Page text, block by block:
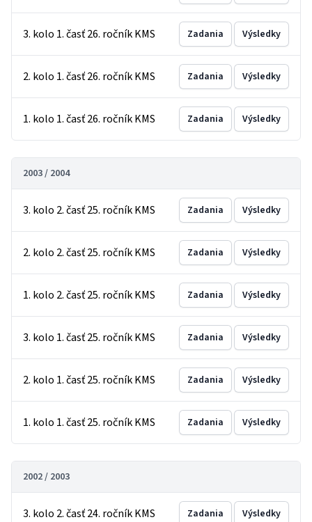
3. kolo 1. časť 26. ročník KMS Zadania Výsledky
2. kolo 1. časť 26. ročník KMS Zadania Výsledky
1. kolo 1. časť 26. ročník KMS Zadania Výsledky
2003 / 2004
3. kolo 2. časť 25. ročník KMS Zadania Výsledky
2. kolo 2. časť 25. ročník KMS Zadania Výsledky
1. kolo 2. časť 25. ročník KMS Zadania Výsledky
3. kolo 1. časť 25. ročník KMS Zadania Výsledky
2. kolo 1. časť 25. ročník KMS Zadania Výsledky
1. kolo 1. časť 25. ročník KMS Zadania Výsledky
2002 / 2003
3. kolo 2. časť 24. ročník KMS Zadania Výsledky